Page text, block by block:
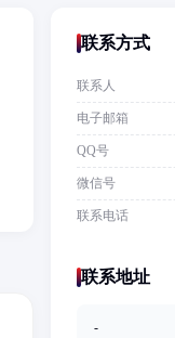
联系方式
联系人
电子邮箱
QQ号
微信号
联系电话
联系地址
-